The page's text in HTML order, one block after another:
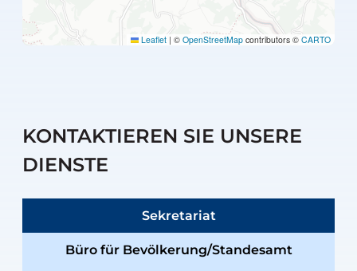
Leaflet | © OpenStreetMap contributors © CARTO
KONTAKTIEREN SIE UNSERE
DIENSTE
Sekretariat
Büro für Bevölkerung/Standesamt